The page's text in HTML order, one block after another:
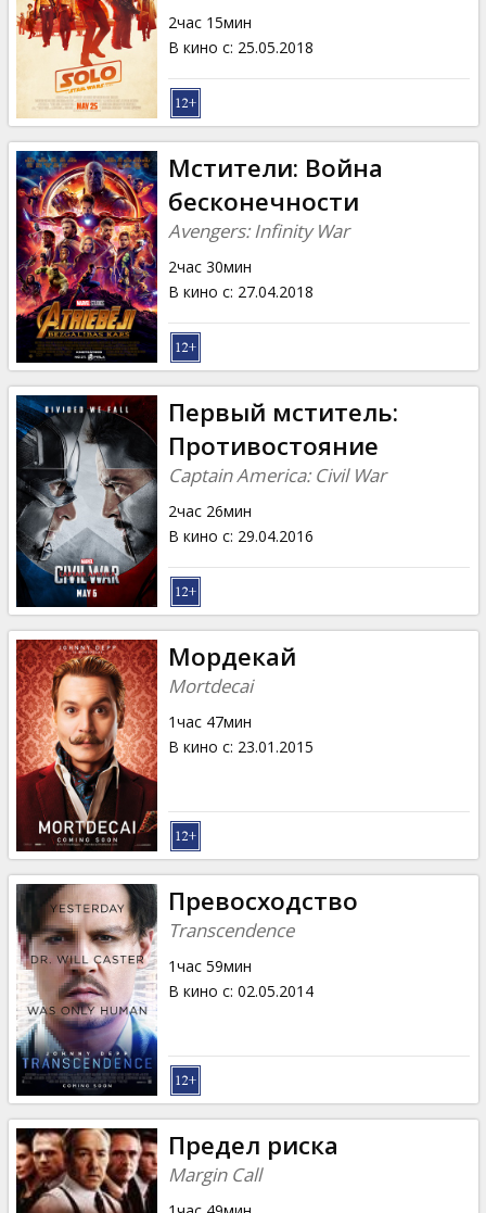
2час 15мин
В кино с: 25.05.2018
Мстители: Война
бесконечности
Avengers: Infinity War
2час 30мин
В кино с: 27.04.2018
Первый мститель:
Противостояние
Captain America: Civil War
2час 26мин
В кино с: 29.04.2016
Мордекай
Mortdecai
1час 47мин
В кино с: 23.01.2015
Превосходство
Transcendence
1час 59мин
В кино с: 02.05.2014
Предел риска
Margin Call